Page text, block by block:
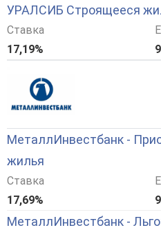
УРАЛСИБ Строящееся
Ставка
17,19%
МеталлИнвестбанк -
жилья
Ставка
17,69%
МеталлИнвестбанк -